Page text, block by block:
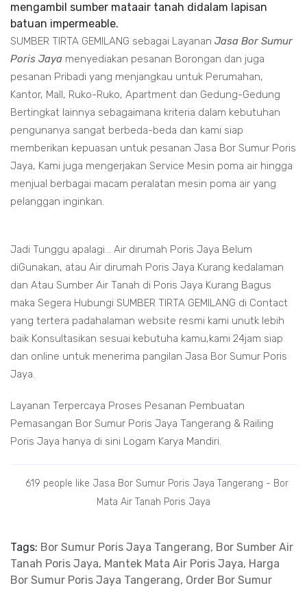
mengambil sumber mataair tanah didalam lapisan
batuan impermeable.
SUMBER TIRTA GEMILANG sebagai Layanan Jasa Bor Sumur
Poris Jaya menyediakan pesanan Borongan dan juga
pesanan Pribadi yang menjangkau untuk Perumahan,
Kantor, Mall, Ruko-Ruko, Apartment dan Gedung-Gedung
Bertingkat lainnya sebagaimana kriteria dalam kebutuhan
pengunanya sangat berbeda-beda dan kami siap
memberikan kepuasan untuk pesanan Jasa Bor Sumur Poris
Jaya, Kami juga mengerjakan Service Mesin poma air hingga
menjual berbagai macam peralatan mesin poma air yang
pelanggan inginkan.
Jadi Tunggu apalagi... Air dirumah Poris Jaya Belum
diGunakan, atau Air dirumah Poris Jaya Kurang kedalaman
dan Atau Sumber Air Tanah di Poris Jaya Kurang Bagus
maka Segera Hubungi SUMBER TIRTA GEMILANG di Contact
yang tertera padahalaman website resmi kami unutk lebih
baik Konsultasikan sesuai kebutuha kamu,kami 24jam siap
dan online untuk menerima pangilan Jasa Bor Sumur Poris
Jaya.
Layanan Terpercaya Proses Pesanan Pembuatan
Pemasangan Bor Sumur Poris Jaya Tangerang & Railing
Poris Jaya hanya di sini Logam Karya Mandiri.
619 people like Jasa Bor Sumur Poris Jaya Tangerang - Bor
Mata Air Tanah Poris Jaya
Tags: Bor Sumur Poris Jaya Tangerang, Bor Sumber Air
Tanah Poris Jaya, Mantek Mata Air Poris Jaya, Harga
Bor Sumur Poris Jaya Tangerang, Order Bor Sumur